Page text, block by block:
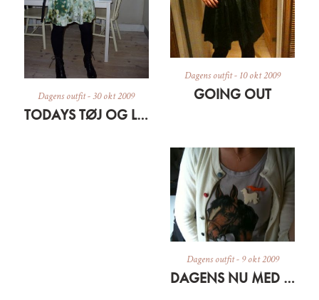
Dagens outfit-30 okt 2009
TODAYS TØJ OG LIDT OM EN SILKESÆL
Dagens outfit- 10 okt 2009
GOING OUT
Dagens outfit- 9 okt 2009
DAGENS NU MED DYR